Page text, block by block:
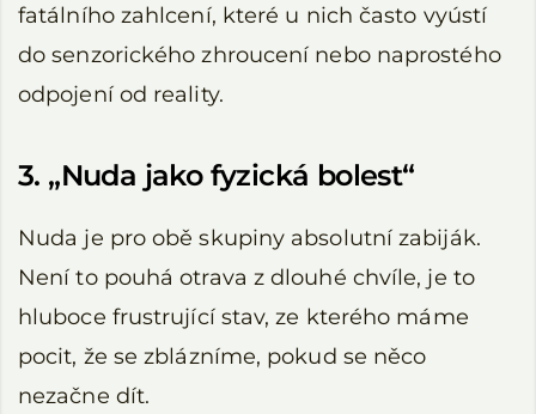
fatálního zahlcení, které u nich často vyústí
do senzorického zhroucení nebo naprostého
odpojení od reality.
3. „Nuda jako fyzická bolest“
Nuda je pro obě skupiny absolutní zabiják.
Není to pouhá otrava z dlouhé chvíle, je to
hluboce frustrující stav, ze kterého máme
pocit, že se zblázníme, pokud se něco
nezačne dít.